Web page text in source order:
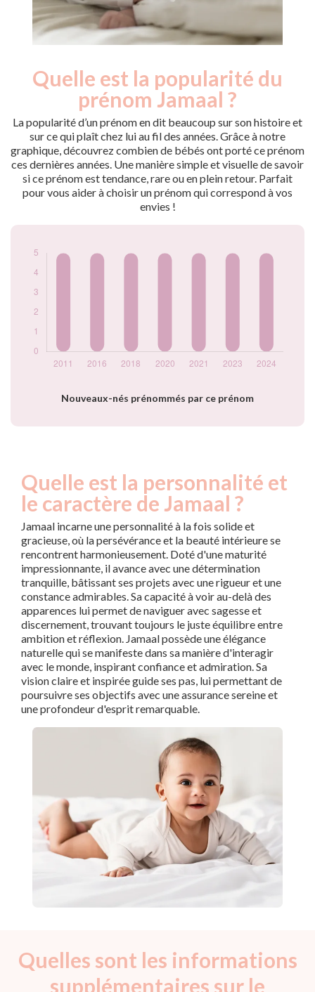
Quelle est la popularité du
prénom Jamaal ?
La popularité d’un prénom en dit beaucoup sur son histoire et
sur ce qui plaît chez lui au fil des années. Grâce à notre
graphique, découvrez combien de bébés ont porté ce prénom
ces dernières années. Une manière simple et visuelle de savoir
si ce prénom est tendance, rare ou en plein retour. Parfait
pour vous aider à choisir un prénom qui correspond à vos
envies !
Nouveaux-nés prénommés par ce prénom
année
Année
Nouveaux-
nés
2016
5
2018
5
2020
5
2021
5
2023
5
2024
5
Quelle est la personnalité et
le caractère de Jamaal ?
Jamaal incarne une personnalité à la fois solide et
gracieuse, où la persévérance et la beauté intérieure se
rencontrent harmonieusement. Doté d'une maturité
impressionnante, il avance avec une détermination
tranquille, bâtissant ses projets avec une rigueur et une
constance admirables. Sa capacité à voir au-delà des
apparences lui permet de naviguer avec sagesse et
discernement, trouvant toujours le juste équilibre entre
ambition et réflexion. Jamaal possède une élégance
naturelle qui se manifeste dans sa manière d'interagir
avec le monde, inspirant confiance et admiration. Sa
vision claire et inspirée guide ses pas, lui permettant de
poursuivre ses objectifs avec une assurance sereine et
une profondeur d'esprit remarquable.
Quelles sont les informations
supplémentaires sur le